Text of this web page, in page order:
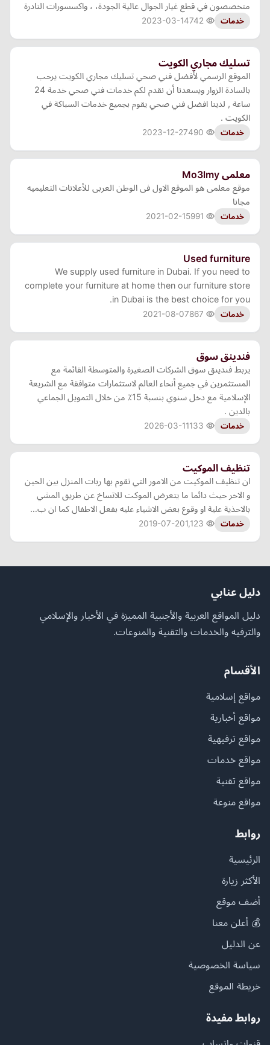
متخصصون في قطع غيار الجوال عالية الجودة، ، واكسسورات النادرة
خدمات 2023-03-14
تسليك مجاري الكويت
الموقع الرسمي لأفضل فني صحي تسليك مجاري الكويت يرحب
بالسادة الزوار ويسعدنا أن نقدم لكم خدمات فني صحي خدمة 24
ساعة , لدينا افضل فني صحي يقوم بجميع خدمات السباكة في
الكويت .
خدمات 2023-12-27
معلمى Mo3lmy
موقع معلمى هو الموقع الاول فى الوطن العربى للأعلانات التعليميه
مجانا
خدمات 2021-02-15
Used furniture
We supply used furniture in Dubai. If you need to
complete your furniture at home then our furniture store
in Dubai is the best choice for you.
خدمات 2021-08-07
فندينق سوق
يربط فندينق سوق الشركات الصغيرة والمتوسطة القائمة مع
المستثمرين في جميع أنحاء العالم لاستثمارات متوافقة مع الشريعة
الإسلامية مع دخل سنوي بنسبة 15٪ من خلال التمويل الجماعي
بالدين .
خدمات 2026-03-11
تنظيف الموكيت
ان تنظيف الموكيت من الامور التي تقوم بها ربات المنزل بين الحين
و الاخر حيث دائما ما يتعرض الموكت للاتساخ عن طريق المشي
بالاحذية علية او وقوع بعض الاشياء عليه بفعل الاطفال كما ان ب…
خدمات 2019-07-20
دليل عنابي
دليل المواقع العربية والأجنبية المميزة في الأخبار والإسلامي
والترفيه والخدمات والتقنية والمنوعات.
الأقسام
مواقع إسلامية
مواقع أخبارية
مواقع ترفيهية
مواقع خدمات
مواقع تقنية
مواقع منوعة
روابط
الرئيسية
الأكثر زيارة
أضف موقع
💰 أعلن معنا
عن الدليل
سياسة الخصوصية
خريطة الموقع
روابط مفيدة